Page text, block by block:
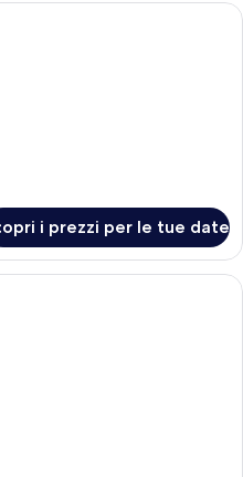
Una camera d'albergo con un letto,
i prezzi per le tue date
Una cucina compatta con